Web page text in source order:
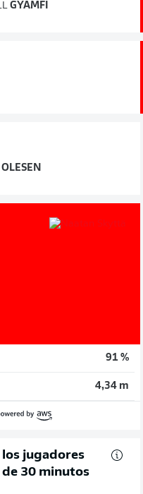
GYAMFI
OLESEN
91 %
4,34 m
jugadores
30 minutos